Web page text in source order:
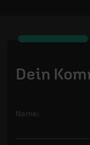
Dein
Name: